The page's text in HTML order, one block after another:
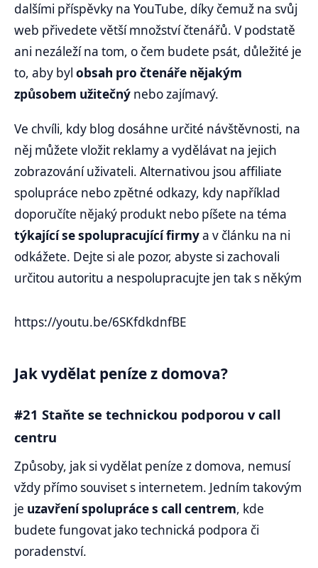
dalšími příspěvky na YouTube, díky čemuž na svůj
web přivedete větší množství čtenářů. V podstatě
ani nezáleží na tom, o čem budete psát, důležité je
to, aby byl obsah pro čtenáře nějakým
způsobem užitečný nebo zajímavý.
Ve chvíli, kdy blog dosáhne určité návštěvnosti, na
něj můžete vložit reklamy a vydělávat na jejich
zobrazování uživateli. Alternativou jsou affiliate
spolupráce nebo zpětné odkazy, kdy například
doporučíte nějaký produkt nebo píšete na téma
týkající se spolupracující firmya v článku na ni
odkážete. Dejte si ale pozor, abyste si zachovali
určitou autoritu a nespolupracujte jen tak s někým
https://youtu.be/6SKfdkdnfBE
Jak vydělat peníze z domova?
#21 Staňte se technickou podporou v call
centru
Způsoby, jak si vydělat peníze z domova, nemusí
vždy přímo souviset s internetem. Jedním takovým
je uzavření spolupráce s call centrem, kde
budete fungovat jako technická podpora či
poradenství.